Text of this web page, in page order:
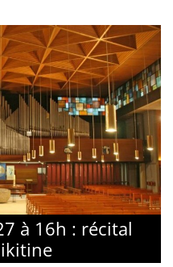
à 16h : récital